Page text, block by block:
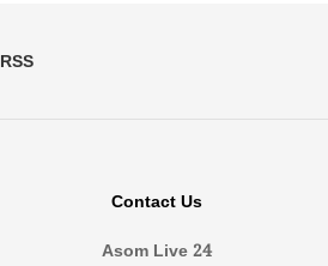
RSS
Contact Us
Asom Live 24